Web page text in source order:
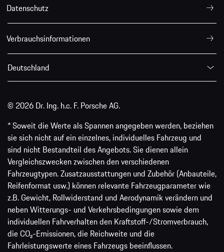
Datenschutz
Verbrauchsinformationen
Deutschland
© 2026 Dr. Ing. h.c. F. Porsche AG.
* Soweit die Werte als Spannen angegeben werden, beziehen
sie sich nicht auf ein einzelnes, individuelles Fahrzeug und
sind nicht Bestandteil des Angebots. Sie dienen allein
Vergleichszwecken zwischen den verschiedenen
Fahrzeugtypen. Zusatzausstattungen und Zubehör (Anbauteile,
Reifenformat usw.) können relevante Fahrzeugparameter wie
z.B. Gewicht, Rollwiderstand und Aerodynamik verändern und
neben Witterungs- und Verkehrsbedingungen sowie dem
individuellen Fahrverhalten den Kraftstoff-/Stromverbrauch,
die CO₂-Emissionen, die Reichweite und die
Fahrleistungswerte eines Fahrzeugs beeinflussen.